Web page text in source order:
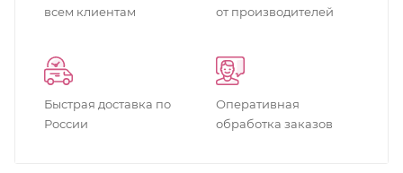
всем клиентам
от производителей
Быстрая доставка по
России
Оперативная
обработка заказов